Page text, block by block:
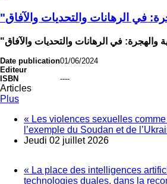
Date publication01/06/2024
Editeur
ISBN
----
Articles
Plus
« Les violences sexuelles
l’exemple du Soudan et de
Jeudi 02 juillet 2026
« La place des intelligences
technologies duales, dans la